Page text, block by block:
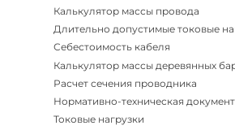
Калькулятор массы провода
Длительно допустимые токовые
Себестоимость кабеля
Калькулятор массы деревянных
Расчет сечения проводника
Нормативно-техническая
Токовые нагрузки